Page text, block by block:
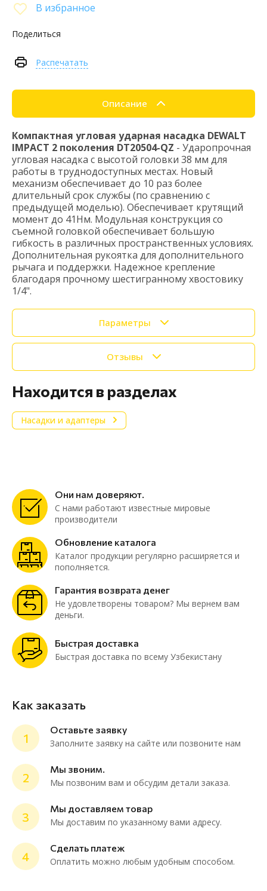
В избранное
Поделиться
Распечатать
Описание
Компактная угловая ударная насадка DEWALT
IMPACT 2 поколения DT20504-QZ - Ударопрочная
угловая насадка с высотой головки 38 мм для
работы в труднодоступных местах. Новый
механизм обеспечивает до 10 раз более
длительный срок службы (по сравнению с
предыдущей моделью). Обеспечивает крутящий
момент до 41Нм. Модульная конструкция со
съемной головкой обеспечивает большую
гибкость в различных пространственных условиях.
Дополнительная рукоятка для дополнительного
рычага и поддержки. Надежное крепление
благодаря прочному шестигранному хвостовику
1/4".
Параметры
Отзывы
Находится в разделах
Насадки и адаптеры
Они нам доверяют.
С нами работают известные мировые
производители
Обновление каталога
Каталог продукции регулярно расширяется и
пополняется.
Гарантия возврата денег
Не удовлетворены товаром? Мы вернем вам
деньги.
Быстрая доставка
Быстрая доставка по всему Узбекистану
Как заказать
1
Оставьте заявку
Заполните заявку на сайте или позвоните нам
2
Мы звоним.
Мы позвоним вам и обсудим детали заказа.
3
Мы доставляем товар
Мы доставим по указанному вами адресу.
4
Сделать платеж
Оплатить можно любым удобным способом.
online
Мессенджеры
Нужна консультация или персональное
предложение? Пиши в мессенджер!